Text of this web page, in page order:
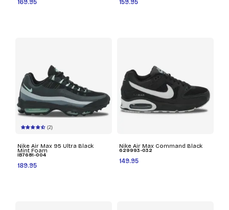
169.95 159.95
(2)
Nike Air Max 95 Ultra Black
Mint Foam
IB7681-004
189.95
Nike Air Max Command Black
629993-032
149.95